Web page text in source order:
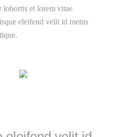
lobortis et lorem vitae
eleifend velit id metus